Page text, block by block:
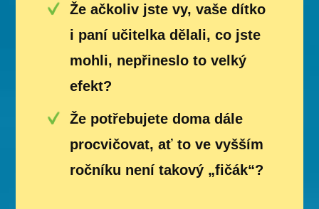
Že ačkoliv jste vy, vaše dítko
i paní učitelka dělali, co jste
mohli, nepřineslo to velký
efekt?
Že potřebujete doma dále
procvičovat, ať to ve vyšším
ročníku není takový „fičák“?